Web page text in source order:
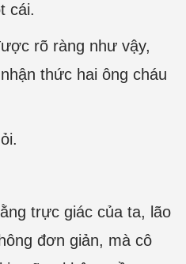
cái.
rõ ràng như vậy,
thức hai ông cháu
trực giác của ta, lão
đơn giản, mà cô